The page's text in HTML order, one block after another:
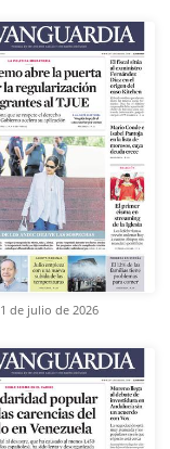
1 de julio de 2026